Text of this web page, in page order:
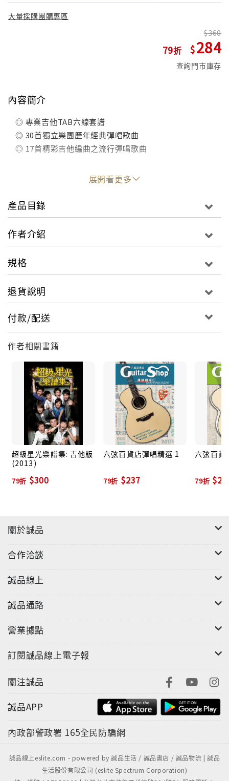
大量採購團購專區
79
360
284
查詢門市庫存
內容簡介
◎ 專業吉他TAB六線套譜
◎ 30首獨立樂團歷年經典彈唱歌曲
◎ 17首精彩吉他編曲之流行彈唱歌曲
展開看更多
產品目錄
作者介紹
規格
退貨說明
付款/配送
作者相關書籍
超級星光樂譜集: 吉他版
(2013)
79折 $300
六弦百貨店彈唱精選 1
79折 $237
六弦百貨
79折
關於誠品
合作洽談
誠品線上
誠品通路
營業據點
訂閱誠品線上電子報
關注誠品
誠品APP
內政部警政署 165全民防騙網
誠品線上eslite.com - powered by 誠品生活 / 誠品書店 / 誠品物流 | 誠品
生活股份有限公司 (eslite Spectrum Corporation)